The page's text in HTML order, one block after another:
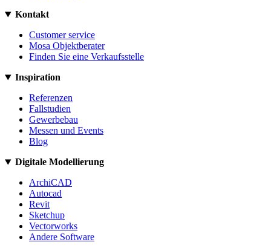
Kontakt
Customer service
Mosa Objektberater
Finden Sie eine Verkaufsstelle
Inspiration
Referenzen
Fallstudien
Gewerbebau
Messen und Events
Blog
Digitale Modellierung
ArchiCAD
Autocad
Revit
Sketchup
Vectorworks
Andere Software